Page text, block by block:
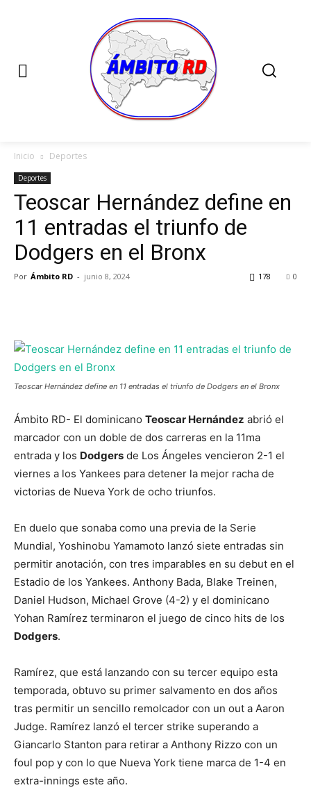
Inicio Deportes
Deportes
Teoscar Hernández define en
11 entradas el triunfo de
Dodgers en el Bronx
Por Ámbito RD - junio 8, 2024 0
178
Teoscar Hernández define en 11 entradas el triunfo de Dodgers en el Bronx
Ámbito RD- El dominicano Teoscar Hernández abrió el
marcador con un doble de dos carreras en la 11ma
entrada y los Dodgers de Los Ángeles vencieron 2-1 el
viernes a los Yankees para detener la mejor racha de
victorias de Nueva York de ocho triunfos.
En duelo que sonaba como una previa de la Serie
Mundial, Yoshinobu Yamamoto lanzó siete entradas sin
permitir anotación, con tres imparables en su debut en el
Estadio de los Yankees. Anthony Bada, Blake Treinen,
Daniel Hudson, Michael Grove (4-2) y el dominicano
Yohan Ramírez terminaron el juego de cinco hits de los
Dodgers.
Ramírez, que está lanzando con su tercer equipo esta
temporada, obtuvo su primer salvamento en dos años
tras permitir un sencillo remolcador con un out a Aaron
Judge. Ramírez lanzó el tercer strike superando a
Giancarlo Stanton para retirar a Anthony Rizzo con un
foul pop y con lo que Nueva York tiene marca de 1-4 en
extra-innings este año.